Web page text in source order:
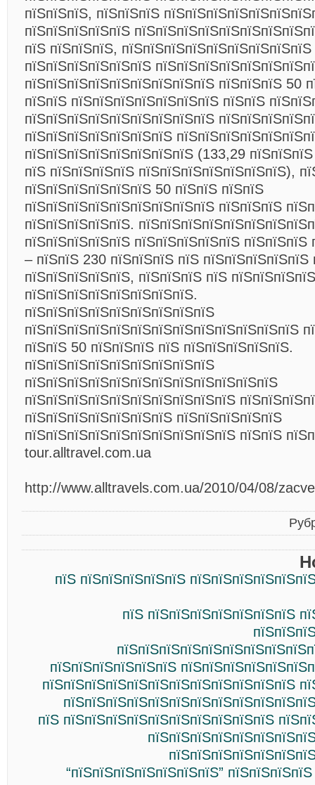
пїЅпїЅпїЅ, пїЅпїЅпїЅ
пїЅпїЅпїЅпїЅпїЅ
пїЅ пїЅпїЅпїЅ,
пїЅпїЅпїЅпїЅпїЅпїЅ
пїЅпїЅпїЅпїЅпїЅпїЅпїЅпїЅпїЅ пїЅпїЅпїЅ 50
пїЅпїЅ пїЅпїЅпїЅпїЅпїЅпїЅпїЅ пїЅпїЅ
пїЅпїЅпїЅпїЅпїЅпїЅпїЅпїЅпїЅ
пїЅпїЅпїЅпїЅпїЅпїЅпїЅ
пїЅпїЅпїЅпїЅпїЅпїЅпїЅпїЅ (133,29
пїЅ пїЅпїЅпїЅпїЅ пїЅпїЅпїЅпїЅпїЅпїЅпїЅ),
пїЅпїЅпїЅпїЅпїЅпїЅ 50 пїЅпїЅ пїЅпїЅ
пїЅпїЅпїЅпїЅпїЅпїЅпїЅпїЅпїЅ пїЅпїЅпїЅ
пїЅпїЅпїЅпїЅпїЅ.
пїЅпїЅпїЅпїЅпїЅ пїЅпїЅпїЅпїЅпїЅ пїЅпїЅпїЅ
– пїЅпїЅ 230 пїЅпїЅпїЅ пїЅ пїЅпїЅпїЅпїЅпїЅ
пїЅпїЅпїЅпїЅпїЅ, пїЅпїЅпїЅ пїЅ
пїЅпїЅпїЅпїЅпїЅпїЅпїЅпїЅ.
пїЅпїЅпїЅпїЅпїЅпїЅпїЅпїЅпїЅ
пїЅпїЅпїЅпїЅпїЅпїЅпїЅпїЅпїЅпїЅпїЅпїЅпїЅ
пїЅпїЅ 50 пїЅпїЅпїЅ пїЅ пїЅпїЅпїЅпїЅпїЅ.
пїЅпїЅпїЅпїЅпїЅпїЅпїЅпїЅпїЅ
пїЅпїЅпїЅпїЅпїЅпїЅпїЅпїЅпїЅпїЅпїЅпїЅ
пїЅпїЅпїЅпїЅпїЅпїЅпїЅпїЅпїЅпїЅ
пїЅпїЅпїЅпїЅпїЅпїЅпїЅ пїЅпїЅпїЅпїЅпїЅ
пїЅпїЅпїЅпїЅпїЅпїЅпїЅпїЅпїЅпїЅ пїЅпїЅ
tour.alltravel.com.ua
http://www.alltravels.com.ua/2010/04/08/
пїЅ пїЅпїЅпїЅпїЅпїЅ
пїЅ пїЅпїЅпїЅпїЅпїЅпїЅпїЅ
пїЅпїЅпїЅпїЅпїЅпїЅ
пїЅпїЅпїЅпїЅпїЅпїЅпїЅпїЅпїЅпїЅпїЅпїЅ
пїЅ пїЅпїЅпїЅпїЅпїЅпїЅпїЅпїЅпїЅпїЅ
“пїЅпїЅпїЅпїЅпїЅпїЅпїЅ”